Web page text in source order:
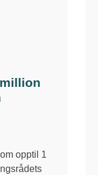
opptil 1